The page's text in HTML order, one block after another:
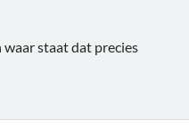
staat dat precies